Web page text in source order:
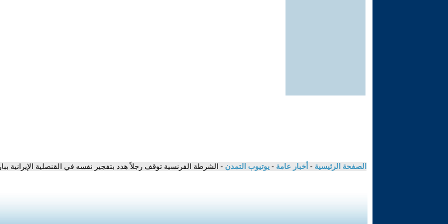
الصفحة الرئيسية - أخبار عامة - يوتيوب التمدن - الشرطة الفرنسية توقف رجلاً هدد بتفجير نفسه في القنصلية الإيرانية